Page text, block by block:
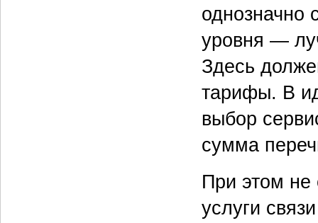
однозначно
уровня —
Здесь
тарифы. В
выбор
сумма
При этом не
услуги